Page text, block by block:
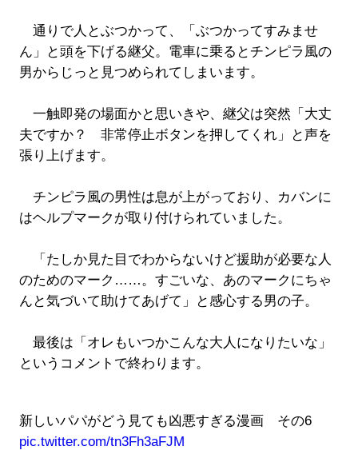
通りで人とぶつかって、「ぶつかってすみませ
ん」と頭を下げる継父。電車に乗るとチンピラ風の
男からじっと見つめられてしまいます。
一触即発の場面かと思いきや、継父は突然「大丈
夫ですか？ 非常停止ボタンを押してくれ」と声を
張り上げます。
チンピラ風の男性は息が上がっており、カバンに
はヘルプマークが取り付けられていました。
「たしか見た目でわからないけど援助が必要な人
のためのマーク……。すごいな、あのマークにちゃ
んと気づいて助けてあげて」と感心する男の子。
最後は「オレもいつかこんな大人になりたいな」
というコメントで終わります。
新しいパパがどう見ても凶悪すぎる漫画 その6
pic.twitter.com/tn3Fh3aFJM